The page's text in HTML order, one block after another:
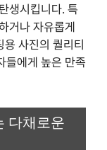
생시킵니다. 특
거나 자유롭게
사진의 퀄리티
들에게 높은 만족
다채로운